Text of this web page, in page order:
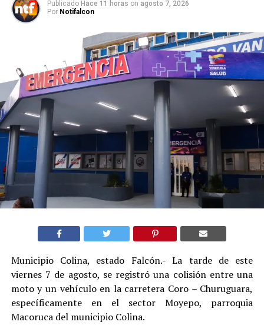
Publicado Hace 11 horas on agosto 7, 2026
Por Notifalcon
Municipio Colina, estado Falcón.- La tarde de este
viernes 7 de agosto, se registró una colisión entre una
moto y un vehículo en la carretera Coro – Churuguara,
específicamente en el sector Moyepo, parroquia
Macoruca del municipio Colina.